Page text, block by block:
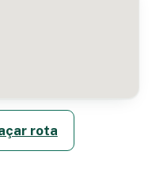
rota